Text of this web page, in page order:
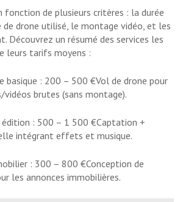
fonction de plusieurs critères : la durée
drone utilisé, le montage vidéo, et les
Découvrez un résumé des services les
leurs tarifs moyens :
basique : 200 – 500 €Vol de drone pour
brutes (sans montage).
édition : 500 – 1 500 €Captation +
intégrant effets et musique.
: 300 – 800 €Conception de
les annonces immobilières.